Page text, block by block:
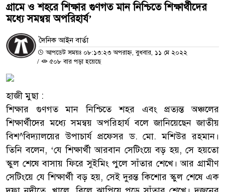
গ্রামে ও শহরে শিক্ষার গুণগত মান নিশ্চিতে শিক্ষার্থীদের
মধ্যে সমন্বয় অপরিহার্য’
দৈনিক আইন বার্তা
আপডেট সময়ঃ ০৮:১৩:২৩ অপরাহ্ন, বুধবার, ১১ মে ২০২২
/
৫০৮ বার পড়া হয়েছে
হাজী মুছা :
শিক্ষার গুণগত মান নিশ্চিতে শহর এবং প্রত্যন্ত অঞ্চলের
শিক্ষার্থীদের মধ্যে সমন্বয় অপরিহার্য বলে জানিয়েছেন জাতীয়
বিশ^বিদ্যালয়ের উপাচার্য প্রফেসর ড. মো. মশিউর রহমান।
তিনি বলেন, ‘যে শিক্ষার্থী আরবান সেটিংয়ে বড় হয়, সে হয়তো
স্কুল শেষে বাসায় ফিরে সুইমিং পুলে সাঁতার শেখে। আর গ্রামীণ
সেটিংয়ে যে শিক্ষার্থী বড় হয়, সেই দুরন্ত কিশোর স্কুল শেষে এক